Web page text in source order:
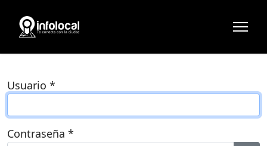
Usuario *
Contraseña *